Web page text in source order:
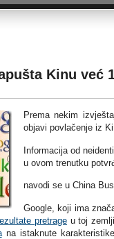
Kinu već
Prema nekim
objavi povlačenje iz
Informacija od
u ovom trenutku
navodi se u China
Google, koji ima
pretrage u toj
na istaknute